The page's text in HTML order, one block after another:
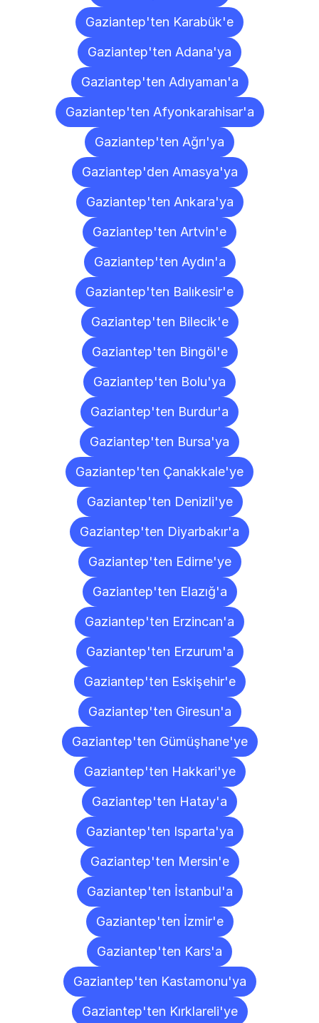
Gaziantep'ten Karabük'e
Gaziantep'ten Adana'ya
Gaziantep'ten Adıyaman'a
Gaziantep'ten Afyonkarahisar'a
Gaziantep'ten Ağrı'ya
Gaziantep'den Amasya'ya
Gaziantep'ten Ankara'ya
Gaziantep'ten Artvin'e
Gaziantep'ten Aydın'a
Gaziantep'ten Balıkesir'e
Gaziantep'ten Bilecik'e
Gaziantep'ten Bingöl'e
Gaziantep'ten Bolu'ya
Gaziantep'ten Burdur'a
Gaziantep'ten Bursa'ya
Gaziantep'ten Çanakkale'ye
Gaziantep'ten Denizli'ye
Gaziantep'ten Diyarbakır'a
Gaziantep'ten Edirne'ye
Gaziantep'ten Elazığ'a
Gaziantep'ten Erzincan'a
Gaziantep'ten Erzurum'a
Gaziantep'ten Eskişehir'e
Gaziantep'ten Giresun'a
Gaziantep'ten Gümüşhane'ye
Gaziantep'ten Hakkari'ye
Gaziantep'ten Hatay'a
Gaziantep'ten Isparta'ya
Gaziantep'ten Mersin'e
Gaziantep'ten İstanbul'a
Gaziantep'ten İzmir'e
Gaziantep'ten Kars'a
Gaziantep'ten Kastamonu'ya
Gaziantep'ten Kırklareli'ye